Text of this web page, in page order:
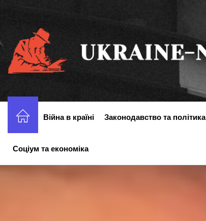
Війна в країні Законодавство та політика
Соціум та економіка